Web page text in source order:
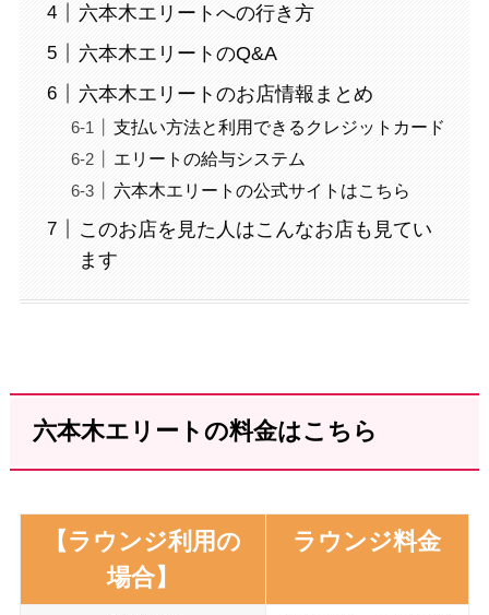
六本木エリートへの行き方
六本木エリートのQ&A
六本木エリートのお店情報まとめ
支払い方法と利用できるクレジットカード
エリートの給与システム
六本木エリートの公式サイトはこちら
このお店を見た人はこんなお店も見てい
ます
六本木エリートの料金はこちら
【ラウンジ利用の
場合】
ラウンジ料金